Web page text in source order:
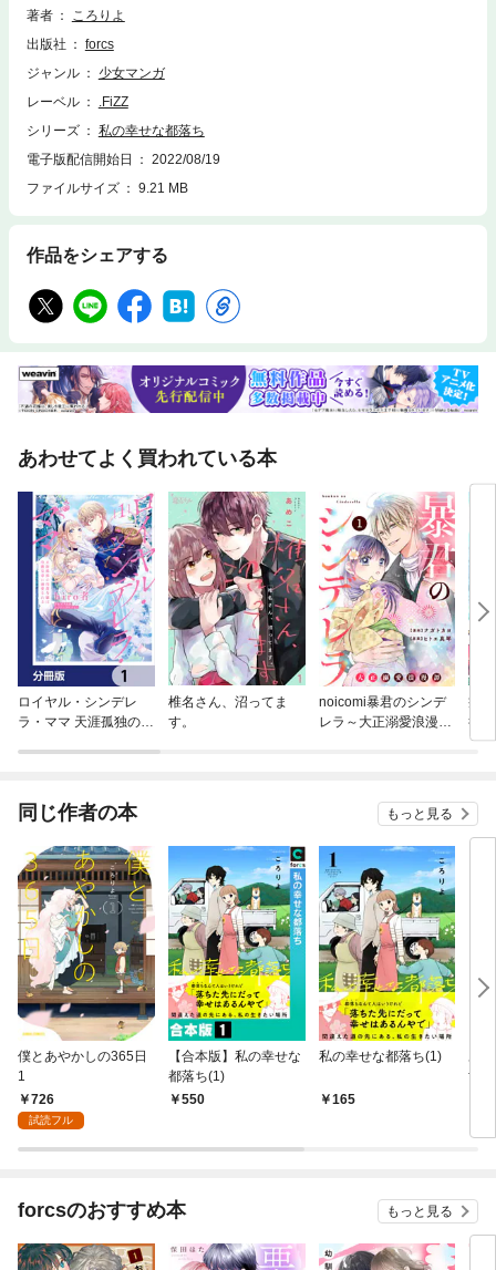
上駅』。田んぼと夜空しかない田舎で途方に暮れる紬実に手を差し伸べた
穂上の町で、ゆっくりとした時の流れに身を任せる紬実の生活は始まっ
た。癒されたいあなたに捧げる、田舎の優しいリセットライフ。
著者
ころりよ
出版社
forcs
ジャンル
少女マンガ
レーベル
.FiZZ
シリーズ
私の幸せな都落ち
電子版配信開始日
2022/08/19
ファイルサイズ
9.21 MB
作品をシェアする
あわせてよく買われている本
ロイヤル・シンデレ
ラ・ママ 天涯孤独の没
椎名さん、沼ってま
す。
noicomi暴君のシンデ
レラ～大正溺愛浪漫譚
癒
役
同じ作者の本 もっと見る
僕とあやかしの365日
1
726
試読フル
【合本版】私の幸せな
都落ち(1)
550
私の幸せな都落ち(1)
165
あ
世
forcsのおすすめ本 もっと見る